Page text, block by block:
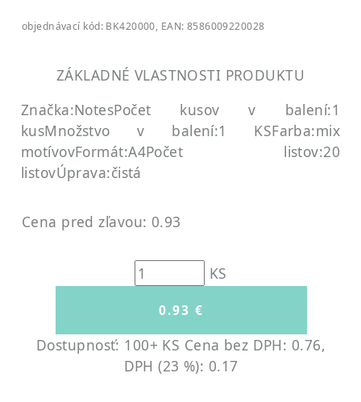
objednávací kód: BK420000, EAN: 8586009220028
ZÁKLADNÉ VLASTNOSTI PRODUKTU
Značka:NotesPočet kusov v balení:1
kusMnožstvo v balení:1 KSFarba:mix
motívovFormát:A4Počet listov:20
listovÚprava:čistá
Cena pred zľavou: 0.93
KS
Dostupnosť: 100+ KS Cena bez DPH: 0.76,
DPH (23 %): 0.17